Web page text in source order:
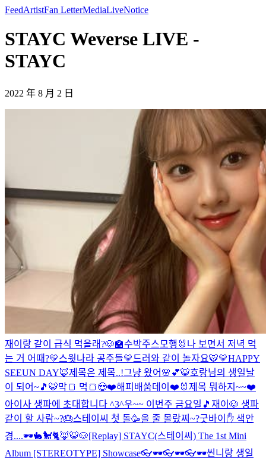
FeedArtistFan LetterMediaLiveNotice
STAYC Weverse LIVE -
STAYC
2022 年 8 月 2 日
재이랑 같이 급식 먹을래?🐶🏫수박주스 모행🐰 나 보면서 저녁 먹
는 거 어때?💛스윗나라 공주들💛 드러와 같이 놀자요🐯💛HAPPY
SEEUN DAY🦊제목은 제목..!그냥 왔어🌸💕🐯호랑님의 생일날
이 되어~🎵🐯막🍞 먹🍞😍❤️해피배쑴데이❤️🐰제목 뭐하지~~❤️
아이사 생파에 초대합니다 ^3^우~~ 이번주 금요일🎵 재이🐶 생파
같이 할 사람~?🎂스테이씨 첫 돌🥳올 줄 몰랐찌~?굿바이✋ 색안
경....🕶🐇🐩🐈🦊🐯🐶[Replay] STAYC(스테이씨) The 1st Mini
Album [STEREOTYPE] Showcase👓🕶👓🕶👓🕶씬니랑 생일